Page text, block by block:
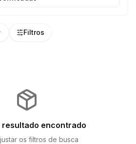
Filtros
resultado encontrado
os filtros de busca